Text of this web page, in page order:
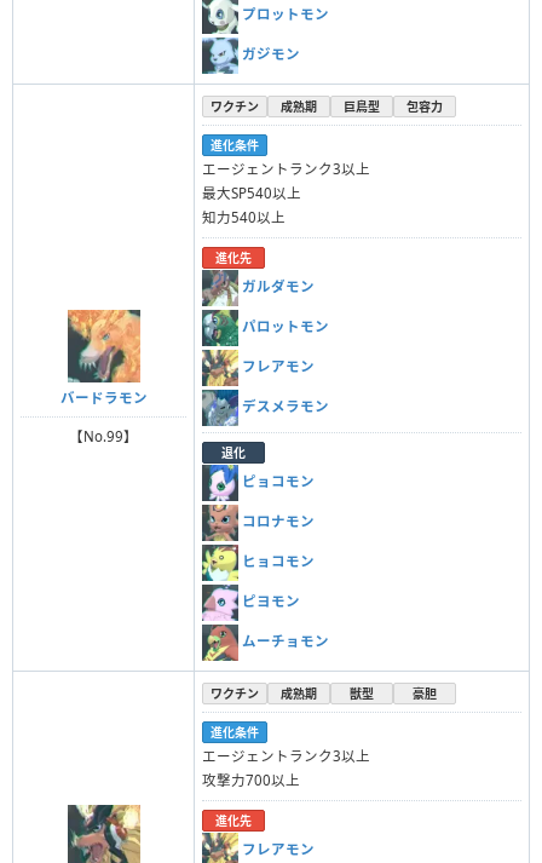
プロットモン
ガジモン
バードラモン
【No.99】
ワクチン 成熟期 巨鳥型 包容力
進化条件
エージェントランク3以上
最大SP540以上
知力540以上
進化先
ガルダモン
パロットモン
フレアモン
デスメラモン
退化
ピョコモン
コロナモン
ヒョコモン
ピヨモン
ムーチョモン
ワクチン 成熟期 獣型 豪胆
進化条件
エージェントランク3以上
攻撃力700以上
進化先
フレアモン